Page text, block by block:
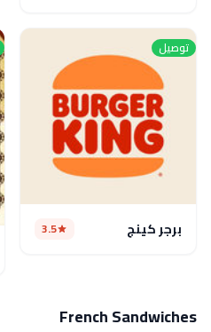
توصيل
برجر كينج 3.5
French Sandwiches